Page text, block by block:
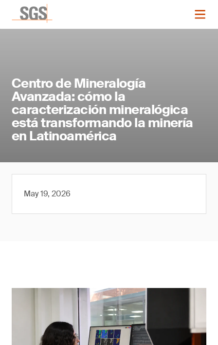
Centro de Mineralogía
Avanzada: cómo la
caracterización mineralógica
está transformando la minería
en Latinoamérica
May 19, 2026